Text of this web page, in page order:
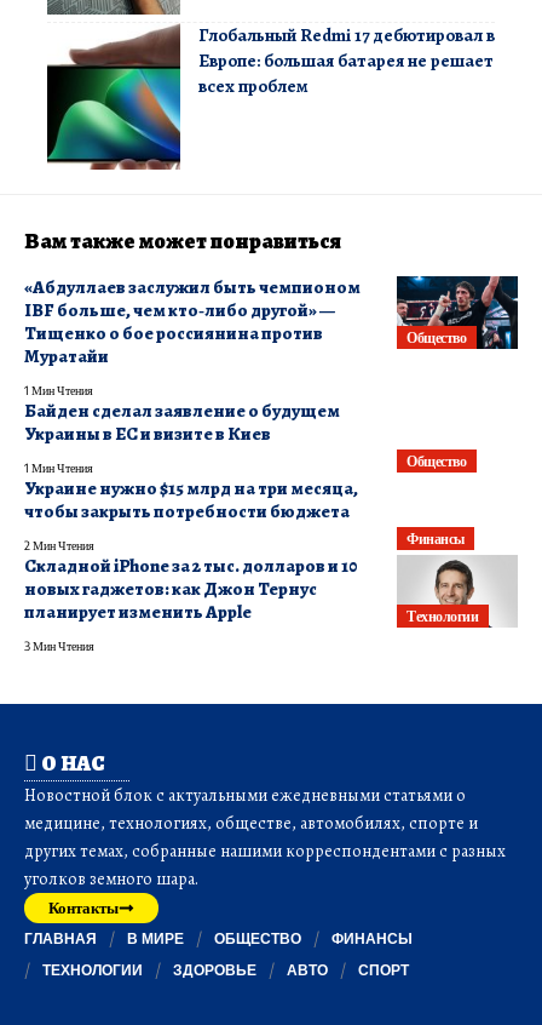
Глобальный Redmi 17 дебютировал в
Европе: большая батарея не решает
всех проблем
Вам также может понравиться
Общество
«Абдуллаев заслужил быть чемпионом
IBF больше, чем кто‑либо другой» —
Тищенко о бое россиянина против
Муратайи
1 Мин Чтения
Общество
Байден сделал заявление о будущем
Украины в ЕС и визите в Киев
1 Мин Чтения
Финансы
Украине нужно $15 млрд на три месяца,
чтобы закрыть потребности бюджета
2 Мин Чтения
Технологии
Складной iPhone за 2 тыс. долларов и 10
новых гаджетов: как Джон Тернус
планирует изменить Apple
3 Мин Чтения
О НАС
Новостной блок с актуальными ежедневными статьями о
медицине, технологиях, обществе, автомобилях, спорте и
других темах, собранные нашими корреспондентами с разных
уголков земного шара.
Контакты
ГЛАВНАЯ В МИРЕ ОБЩЕСТВО
ФИНАНСЫ
ТЕХНОЛОГИИ
ЗДОРОВЬЕ АВТО СПОРТ